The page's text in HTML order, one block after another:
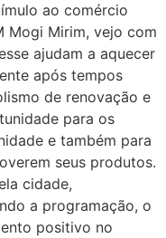
ao comércio
Mogi Mirim, vejo com
ajudam a aquecer
após tempos
de renovação e
para os
e também para
seus produtos.
cidade,
a programação, o
positivo no